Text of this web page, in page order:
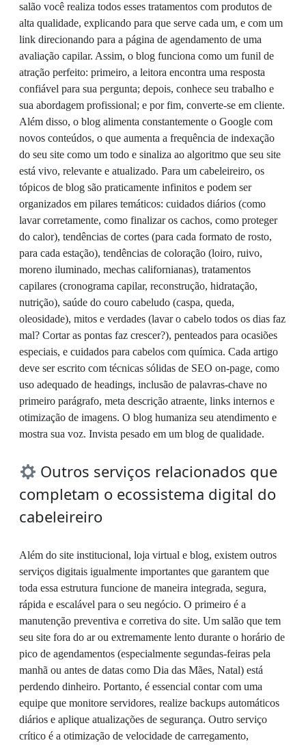
salão você realiza todos esses tratamentos com produtos de
alta qualidade, explicando para que serve cada um, e com um
link direcionando para a página de agendamento de uma
avaliação capilar. Assim, o blog funciona como um funil de
atração perfeito: primeiro, a leitora encontra uma resposta
confiável para sua pergunta; depois, conhece seu trabalho e
sua abordagem profissional; e por fim, converte-se em cliente.
Além disso, o blog alimenta constantemente o Google com
novos conteúdos, o que aumenta a frequência de indexação
do seu site como um todo e sinaliza ao algoritmo que seu site
está vivo, relevante e atualizado. Para um cabeleireiro, os
tópicos de blog são praticamente infinitos e podem ser
organizados em pilares temáticos: cuidados diários (como
lavar corretamente, como finalizar os cachos, como proteger
do calor), tendências de cortes (para cada formato de rosto,
para cada estação), tendências de coloração (loiro, ruivo,
moreno iluminado, mechas californianas), tratamentos
capilares (cronograma capilar, reconstrução, hidratação,
nutrição), saúde do couro cabeludo (caspa, queda,
oleosidade), mitos e verdades (lavar o cabelo todos os dias faz
mal? Cortar as pontas faz crescer?), penteados para ocasiões
especiais, e cuidados para cabelos com química. Cada artigo
deve ser escrito com técnicas sólidas de SEO on-page, como
uso adequado de headings, inclusão de palavras-chave no
primeiro parágrafo, meta descrição atraente, links internos e
otimização de imagens. O blog humaniza seu atendimento e
mostra sua voz. Invista pesado em um blog de qualidade.
Outros serviços relacionados que
completam o ecossistema digital do
cabeleireiro
Além do site institucional, loja virtual e blog, existem outros
serviços digitais igualmente importantes que garantem que
toda essa estrutura funcione de maneira integrada, segura,
rápida e escalável para o seu negócio. O primeiro é a
manutenção preventiva e corretiva do site. Um salão que tem
seu site fora do ar ou extremamente lento durante o horário de
pico de agendamentos (especialmente segundas-feiras pela
manhã ou antes de datas como Dia das Mães, Natal) está
perdendo dinheiro. Portanto, é essencial contar com uma
equipe que monitore servidores, realize backups automáticos
diários e aplique atualizações de segurança. Outro serviço
crítico é a otimização de velocidade de carregamento,